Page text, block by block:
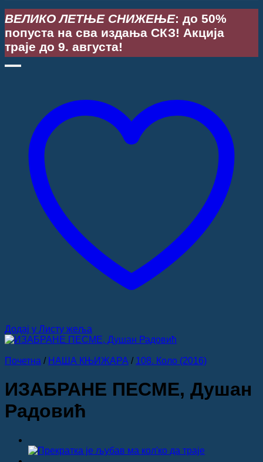
ВЕЛИКО ЛЕТЊЕ СНИЖЕЊЕ: до 50%
попуста на сва издања СКЗ! Акција
траје до 9. августа!
Додај у Листу жеља
Почетна / НАША КЊИЖАРА / 108. Коло (2016)
ИЗАБРАНЕ ПЕСМЕ, Душан
Радовић